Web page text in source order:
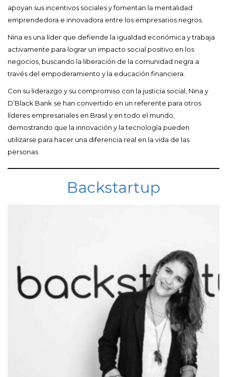
apoyan sus incentivos sociales y fomentan la mentalidad
emprendedora e innovadora entre los empresarios negros.
Nina es una líder que defiende la igualdad económica y trabaja
activamente para lograr un impacto social positivo en los
negocios, buscando la liberación de la comunidad negra a
través del empoderamiento y la educación financiera.
Con su liderazgo y su compromiso con la justicia social, Nina y
D’Black Bank se han convertido en un referente para otros
líderes empresariales en Brasil y en todo el mundo,
demostrando que la innovación y la tecnología pueden
utilizarse para hacer una diferencia real en la vida de las
personas.
Backstartup